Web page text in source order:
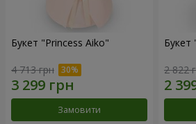
Букет "Princess Aiko"
4 713 грн
Замовити
Букет
2 822